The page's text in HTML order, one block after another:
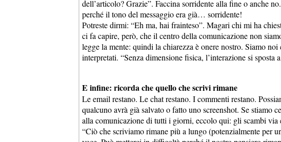
dell’articolo? Grazie”. Faccina sorridente alla fine o anche
perché il tono del messaggio era già… sorridente!
Potreste dirmi: “Eh ma, hai frainteso”. Magari chi mi ha
ci fa capire, però, che il centro della comunicazione non
legge la mente: quindi la chiarezza è onere nostro. Siamo
interpretati. “Senza dimensione fisica, l’interazione si
E infine: ricorda che quello che scrivi rimane
Le email restano. Le chat restano. I commenti restano.
qualcuno avrà già salvato o fatto uno screenshot. Se stiamo
alla comunicazione di tutti i giorni, eccolo qui: gli scambi via
“Ciò che scriviamo rimane più a lungo (potenzialmente per